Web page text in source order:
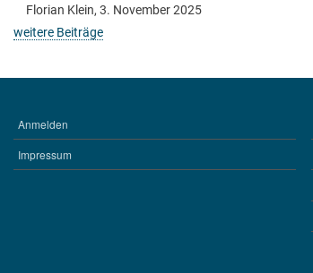
Florian Klein, 3. November 2025
weitere Beiträge
BENUTZERMENÜ
Anmelden
Impressum